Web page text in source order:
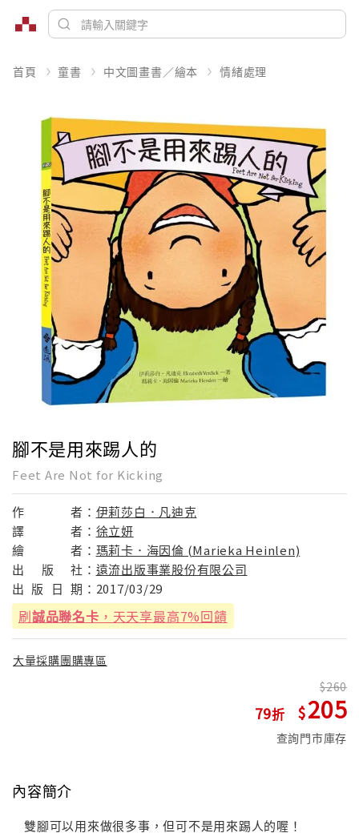
首頁 童書 中文圖畫書／繪本 情緒處理
腳不是用來踢人的
Feet Are Not for Kicking
作 者： 伊莉莎白．凡迪克
譯
者： 徐立妍
繪
者： 瑪莉卡．海因倫 (Marieka Heinlen)
出
版 社： 遠流出版事業股份有限公司
出 版 日 期： 2017/03/29
刷誠品聯名卡 ，天天享最高7%回饋
大量採購團購專區
79
260
205
查詢門市庫存
內容簡介
雙腳可以用來做很多事，但可不是用來踢人的喔！